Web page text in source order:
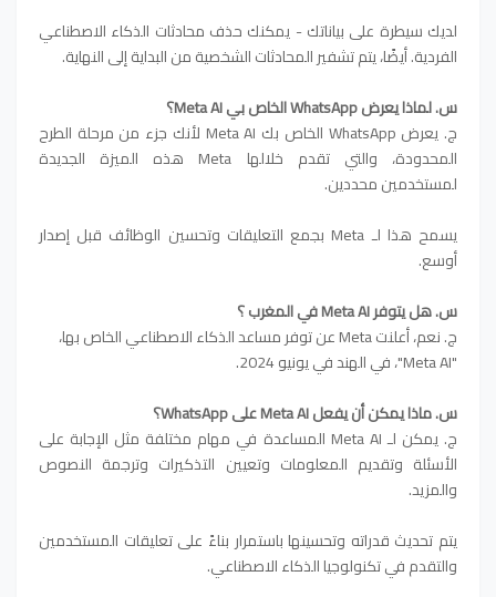
لديك سيطرة على بياناتك - يمكنك حذف محادثات الذكاء الاصطناعي
الفردية. أيضًا، يتم تشفير المحادثات الشخصية من البداية إلى النهاية.
س. لماذا يعرض WhatsApp الخاص بي Meta AI؟
ج. يعرض WhatsApp الخاص بك Meta AI لأنك جزء من مرحلة الطرح
المحدودة، والتي تقدم خلالها Meta هذه الميزة الجديدة
لمستخدمين محددين.
يسمح هذا لـ Meta بجمع التعليقات وتحسين الوظائف قبل إصدار
أوسع.
س. هل يتوفر Meta AI في المغرب ؟
ج. نعم، أعلنت Meta عن توفر مساعد الذكاء الاصطناعي الخاص بها،
"Meta AI"، في الهند في يونيو 2024.
س. ماذا يمكن أن يفعل Meta AI على WhatsApp؟
ج. يمكن لـ Meta AI المساعدة في مهام مختلفة مثل الإجابة على
الأسئلة وتقديم المعلومات وتعيين التذكيرات وترجمة النصوص
والمزيد.
يتم تحديث قدراته وتحسينها باستمرار بناءً على تعليقات المستخدمين
والتقدم في تكنولوجيا الذكاء الاصطناعي.